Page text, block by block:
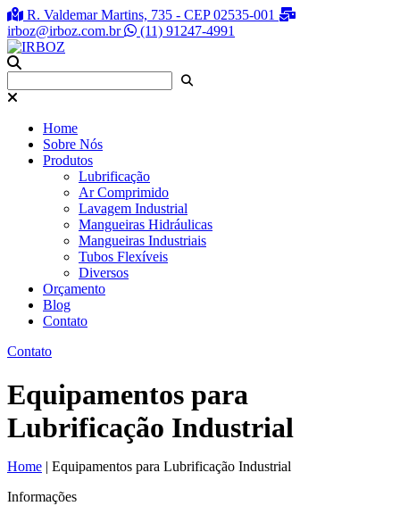
R. Valdemar Martins, 735 - CEP 02535-001
irboz@irboz.com.br
(11) 91247-4991
Home
Sobre Nós
Produtos
Lubrificação
Ar Comprimido
Lavagem Industrial
Mangueiras Hidráulicas
Mangueiras Industriais
Tubos Flexíveis
Diversos
Orçamento
Blog
Contato
Contato
Equipamentos para
Lubrificação Industrial
Home | Equipamentos para Lubrificação Industrial
Informações